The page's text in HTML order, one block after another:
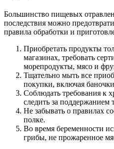
Большинство пищевых
последствия можно
правила обработки и
Приобретать продукты
магазинах, требовать
морепродукты, мясо и
Тщательно мыть все
покупки, включая
Соблюдать требования к
следить за поддержанием
Не забывать о правилах
полке.
Во время беременности
грибы, не прожаренное